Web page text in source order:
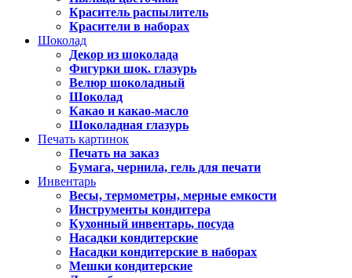
Краситель распылитель
Красители в наборах
Шоколад
Декор из шоколада
Фигурки шок. глазурь
Велюр шоколадный
Шоколад
Какао и какао-масло
Шоколадная глазурь
Печать картинок
Печать на заказ
Бумага, чернила, гель для печати
Инвентарь
Весы, термометры, мерные емкости
Инструменты кондитера
Кухонный инвентарь, посуда
Насадки кондитерские
Насадки кондитерские в наборах
Мешки кондитерские